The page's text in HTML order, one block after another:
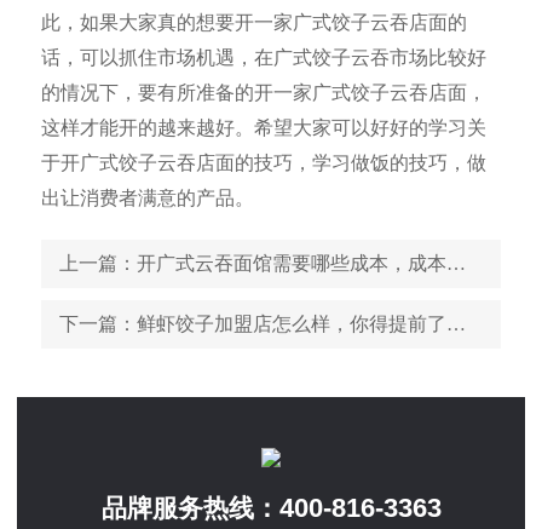
此，如果大家真的想要开一家广式饺子云吞店面的
话，可以抓住市场机遇，在广式饺子云吞市场比较好
的情况下，要有所准备的开一家广式饺子云吞店面，
这样才能开的越来越好。希望大家可以好好的学习关
于开广式饺子云吞店面的技巧，学习做饭的技巧，做
出让消费者满意的产品。
上一篇 ：开广式云吞面馆需要哪些成本，成本预算分析
下一篇 ：鲜虾饺子加盟店怎么样，你得提前了解这些问题
品牌服务热线： 400-816-3363